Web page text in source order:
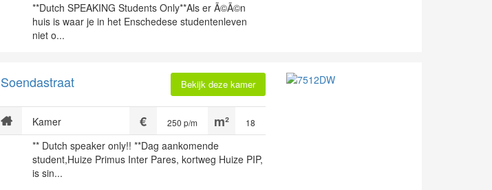
**Dutch SPEAKING Students Only**Als er Ã©Ã©n
huis is waar je in het Enschedese studentenleven
niet o...
Soendastraat Bekijk deze kamer
Kamer 18
250 p/m
** Dutch speaker only!! **Dag aankomende
student,Huize Primus Inter Pares, kortweg Huize PIP,
is sin...